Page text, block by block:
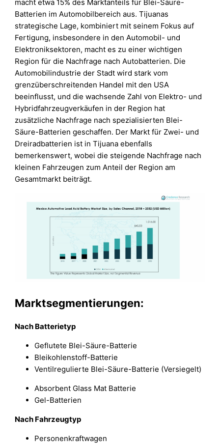
macht etwa 15% des Marktanteils für Blei-Säure-
Batterien im Automobilbereich aus. Tijuanas
strategische Lage, kombiniert mit seinem Fokus auf
Fertigung, insbesondere in den Automobil- und
Elektroniksektoren, macht es zu einer wichtigen
Region für die Nachfrage nach Autobatterien. Die
Automobilindustrie der Stadt wird stark vom
grenzüberschreitenden Handel mit den USA
beeinflusst, und die wachsende Zahl von Elektro- und
Hybridfahrzeugverkäufen in der Region hat
zusätzliche Nachfrage nach spezialisierten Blei-
Säure-Batterien geschaffen. Der Markt für Zwei- und
Dreiradbatterien ist in Tijuana ebenfalls
bemerkenswert, wobei die steigende Nachfrage nach
kleinen Fahrzeugen zum Anteil der Region am
Gesamtmarkt beiträgt.
Marktsegmentierungen:
Nach Batterietyp
Geflutete Blei-Säure-Batterie
Bleikohlenstoff-Batterie
Ventilregulierte Blei-Säure-Batterie (Versiegelt)
Absorbent Glass Mat Batterie
Gel-Batterien
Nach Fahrzeugtyp
Personenkraftwagen